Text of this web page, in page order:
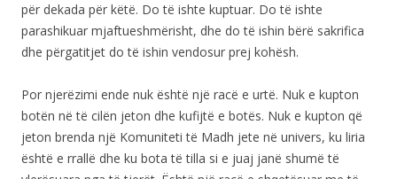
për dekada për këtë. Do të ishte kuptuar. Do të ishte
parashikuar mjaftueshmërisht, dhe do të ishin bërë sakrifica
dhe përgatitjet do të ishin vendosur prej kohësh.
Por njerëzimi ende nuk është një racë e urtë. Nuk e kupton
botën në të cilën jeton dhe kufijtë e botës. Nuk e kupton që
jeton brenda një Komuniteti të Madh jete në univers, ku liria
është e rrallë dhe ku bota të tilla si e juaj janë shumë të